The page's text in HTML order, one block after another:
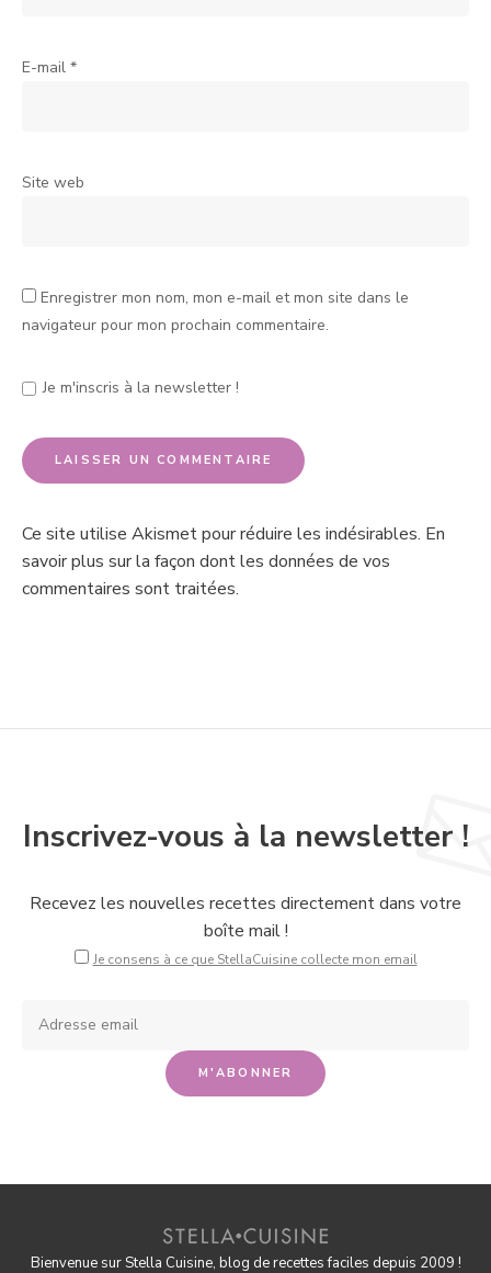
E-mail *
Site web
Enregistrer mon nom, mon e-mail et mon site dans le
navigateur pour mon prochain commentaire.
Je m'inscris à la newsletter !
Ce site utilise Akismet pour réduire les indésirables. En
savoir plus sur la façon dont les données de vos
commentaires sont traitées.
Inscrivez-vous à la newsletter !
Recevez les nouvelles recettes directement dans votre
boîte mail !
Je consens à ce que StellaCuisine collecte mon email
Bienvenue sur Stella Cuisine, blog de recettes faciles depuis 2009 !